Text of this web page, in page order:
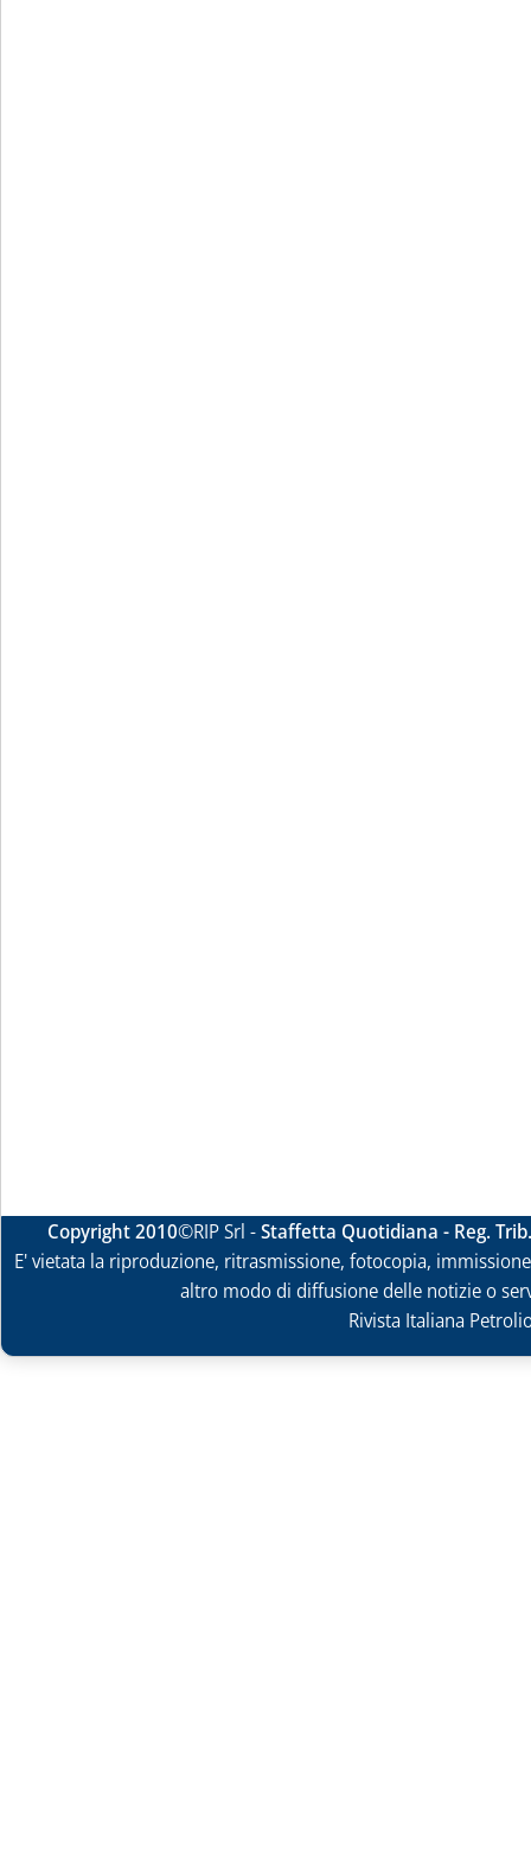
Copyright 2010©RIP Srl -Staffetta Quotidiana - Reg.
E' vietata la riproduzione, ritrasmissione, fotocopia,
altro modo di diffusione delle notizie o
Rivista Italiana